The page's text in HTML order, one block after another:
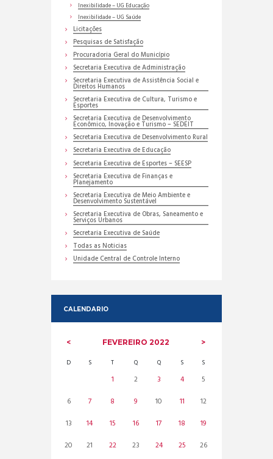
Inexibilidade – UG Educação
Inexibilidade – UG Saúde
Licitações
Pesquisas de Satisfação
Procuradoria Geral do Município
Secretaria Executiva de Administração
Secretaria Executiva de Assistência Social e
Direitos Humanos
Secretaria Executiva de Cultura, Turismo e
Esportes
Secretaria Executiva de Desenvolvimento
Econômico, Inovação e Turismo – SEDEIT
Secretaria Executiva de Desenvolvimento Rural
Secretaria Executiva de Educação
Secretaria Executiva de Esportes – SEESP
Secretaria Executiva de Finanças e
Planejamento
Secretaria Executiva de Meio Ambiente e
Desenvolvimento Sustentável
Secretaria Executiva de Obras, Saneamento e
Serviços Urbanos
Secretaria Executiva de Saúde
Todas as Noticias
Unidade Central de Controle Interno
CALENDARIO
FEVEREIRO2022
D S T Q Q S S
1 2 3 4
5
6
7 8 9 10 11
12
13
14 15 16 17 18
19
20
21 22 23 24 25 26